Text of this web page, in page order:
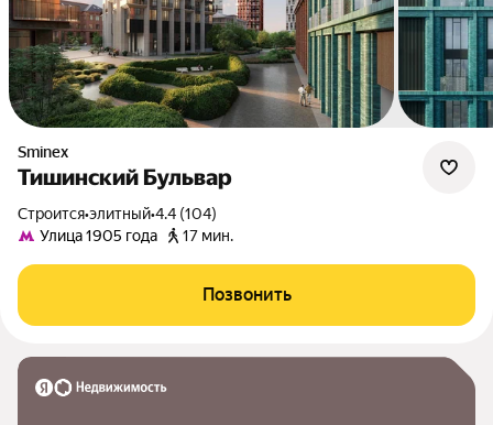
Sminex
Тишинский Бульвар
Строится•элитный•4.4 (104)
Улица 1905 года
17 мин.
Позвонить